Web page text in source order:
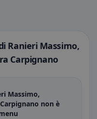
Ranieri Massimo,
Carpignano
Massimo,
non è